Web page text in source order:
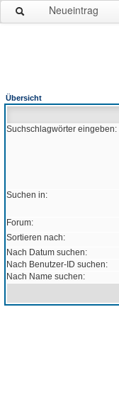
Neueintrag
Übersicht
Suchschlagwörter eingeben:
Suchen in:
Forum:
Sortieren nach:
Nach Datum suchen:
Nach Benutzer-ID suchen:
Nach Name suchen: